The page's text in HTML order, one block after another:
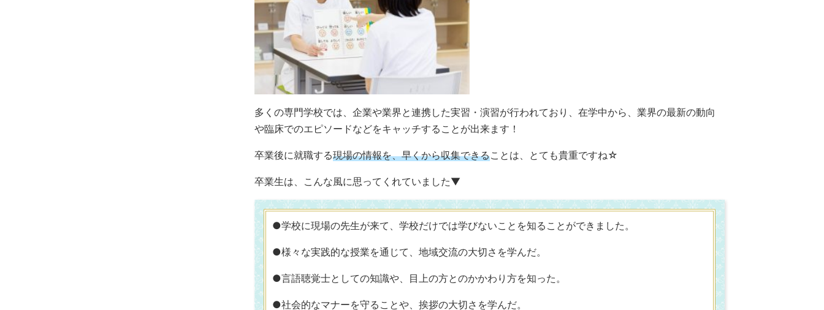
多くの専門学校では、企業や業界と連携した実習・演習が行われており、在学中から、業界の最新の動向
や臨床でのエピソードなどをキャッチすることが出来ます！
卒業後に就職する現場の情報を、早くから収集できることは、とても貴重ですね☆
卒業生は、こんな風に思ってくれていました▼
●学校に現場の先生が来て、学校だけでは学びないことを知ることができました。
●様々な実践的な授業を通じて、地域交流の大切さを学んだ。
●言語聴覚士としての知識や、目上の方とのかかわり方を知った。
●社会的なマナーを守ることや、挨拶の大切さを学んだ。